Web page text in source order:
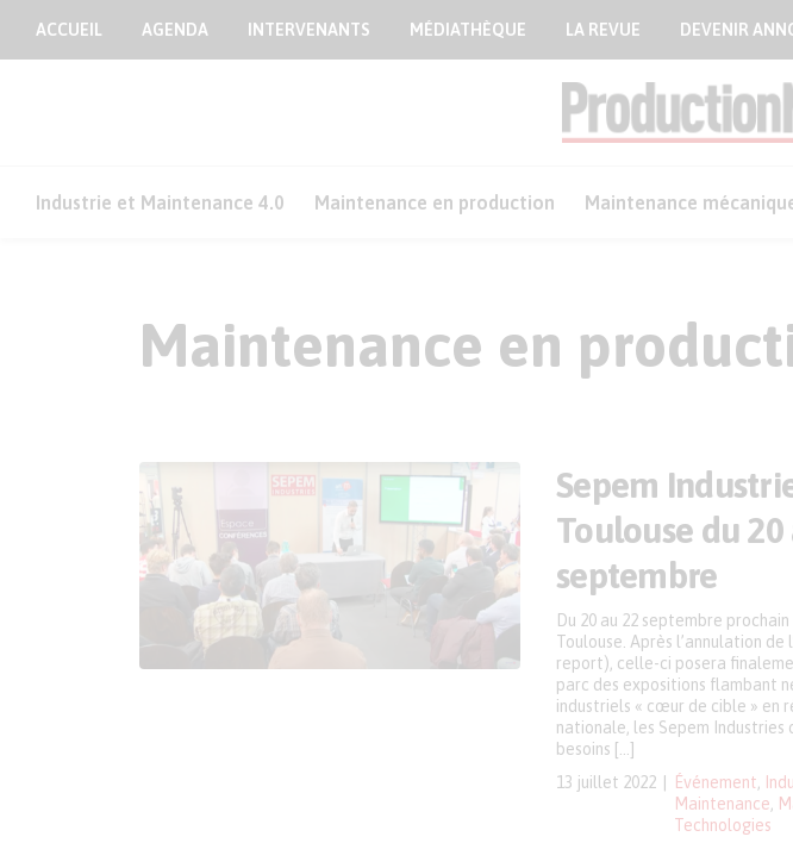
ACCUEIL AGENDA INTERVENANTS MÉDIATHÈQUE LA REVUE DEVENIR
Industrie et Maintenance 4.0 Maintenance en production Maintenance
Maintenance en
Sepem
Toulouse du 20
septembre
13 juillet 2022 Événement
Maintenance
Technologies
Du 20 au 22 septembre
Toulouse. Après l’annulation de
report), celle-ci posera
parc des expositions flambant
industriels « cœur de cible » en
nationale, les Sepem
besoins […]